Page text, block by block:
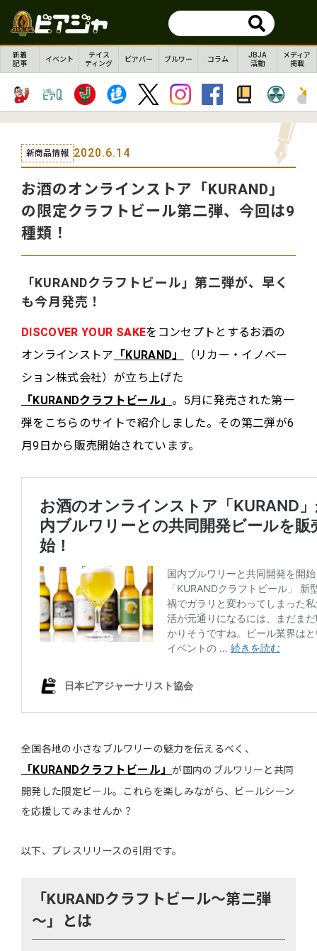
新着
記事
イベント
テイス
ティング
ビアバー ブルワー コラム
JBJA
活動
メディア
掲載
新商品情報 2020.6.14
お酒のオンラインストア「KURAND」
の限定クラフトビール第二弾、今回は9
種類！
「KURANDクラフトビール」第二弾が、早く
も今月発売！
DISCOVER YOUR SAKEをコンセプトとするお酒の
オンラインストア 「KURAND」
（リカー・イノベー
ション株式会社）が立ち上げた
「KURANDクラフトビール」 。5月に発売された第一
弾をこちらのサイトで紹介しました。その第二弾が6
月9日から販売開始されています。
全国各地の小さなブルワリーの魅力を伝えるべく、
「KURANDクラフトビール」が国内のブルワリーと共同
開発した限定ビール。これらを楽しみながら、ビールシーン
を応援してみませんか？
以下、プレスリリースの引用です。
「KURANDクラフトビール～第二弾
～」とは